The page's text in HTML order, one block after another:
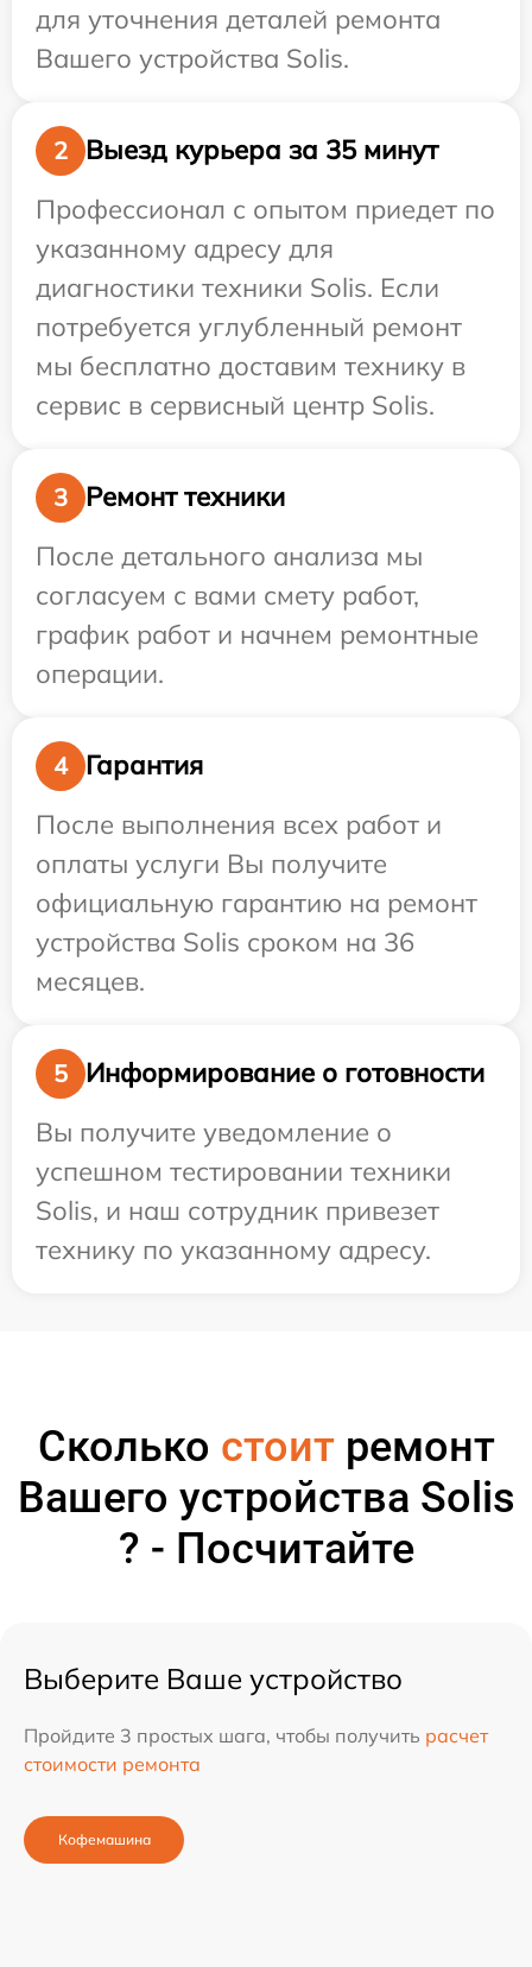
для уточнения деталей ремонта
Вашего устройства Solis.
2
Выезд курьера за 35 минут
Профессионал с опытом приедет по
указанному адресу для
диагностики техники Solis. Если
потребуется углубленный ремонт
мы бесплатно доставим технику в
сервис в сервисный центр Solis.
3
Ремонт техники
После детального анализа мы
согласуем с вами смету работ,
график работ и начнем ремонтные
операции.
4
Гарантия
После выполнения всех работ и
оплаты услуги Вы получите
официальную гарантию на ремонт
устройства Solis сроком на 36
месяцев.
5
Информирование о готовности
Вы получите уведомление о
успешном тестировании техники
Solis, и наш сотрудник привезет
технику по указанному адресу.
Сколько стоитремонт
Вашего устройства Solis
? - Посчитайте
Выберите Ваше устройство
Пройдите 3 простых шага, чтобы получить расчет
стоимости ремонта
Кофемашина